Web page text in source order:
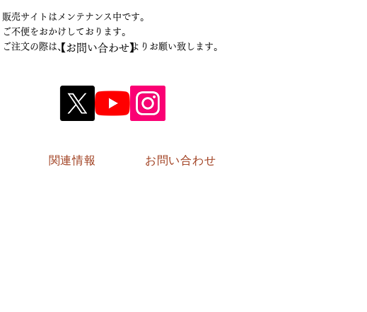
販売サイトはメンテナンス中です。
​ご不便をおかけしております。
​ご注文の際は、 よりお願い致します。
【お問い合わせ】
関連情報 お問い合わせ